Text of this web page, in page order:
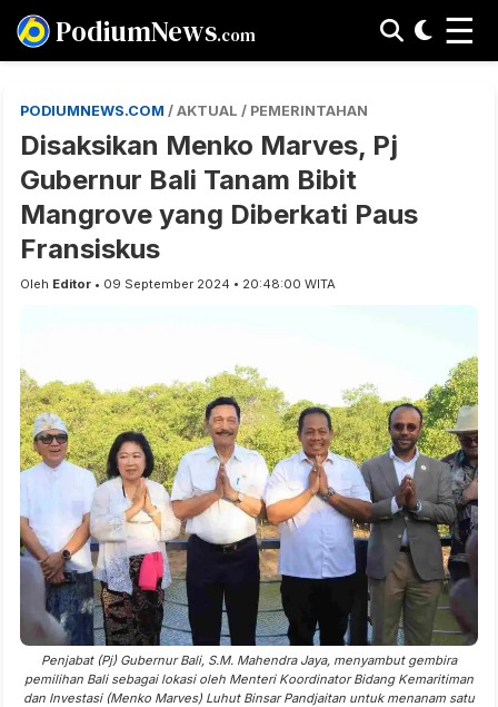
PodiumNews.com ☰
PODIUMNEWS.COM / AKTUAL / PEMERINTAHAN
Disaksikan Menko Marves, Pj
Gubernur Bali Tanam Bibit
Mangrove yang Diberkati Paus
Fransiskus
Oleh Editor • 09 September 2024 • 20:48:00 WITA
Penjabat (Pj) Gubernur Bali, S.M. Mahendra Jaya, menyambut gembira
pemilihan Bali sebagai lokasi oleh Menteri Koordinator Bidang Kemaritiman
dan Investasi (Menko Marves) Luhut Binsar Pandjaitan untuk menanam satu